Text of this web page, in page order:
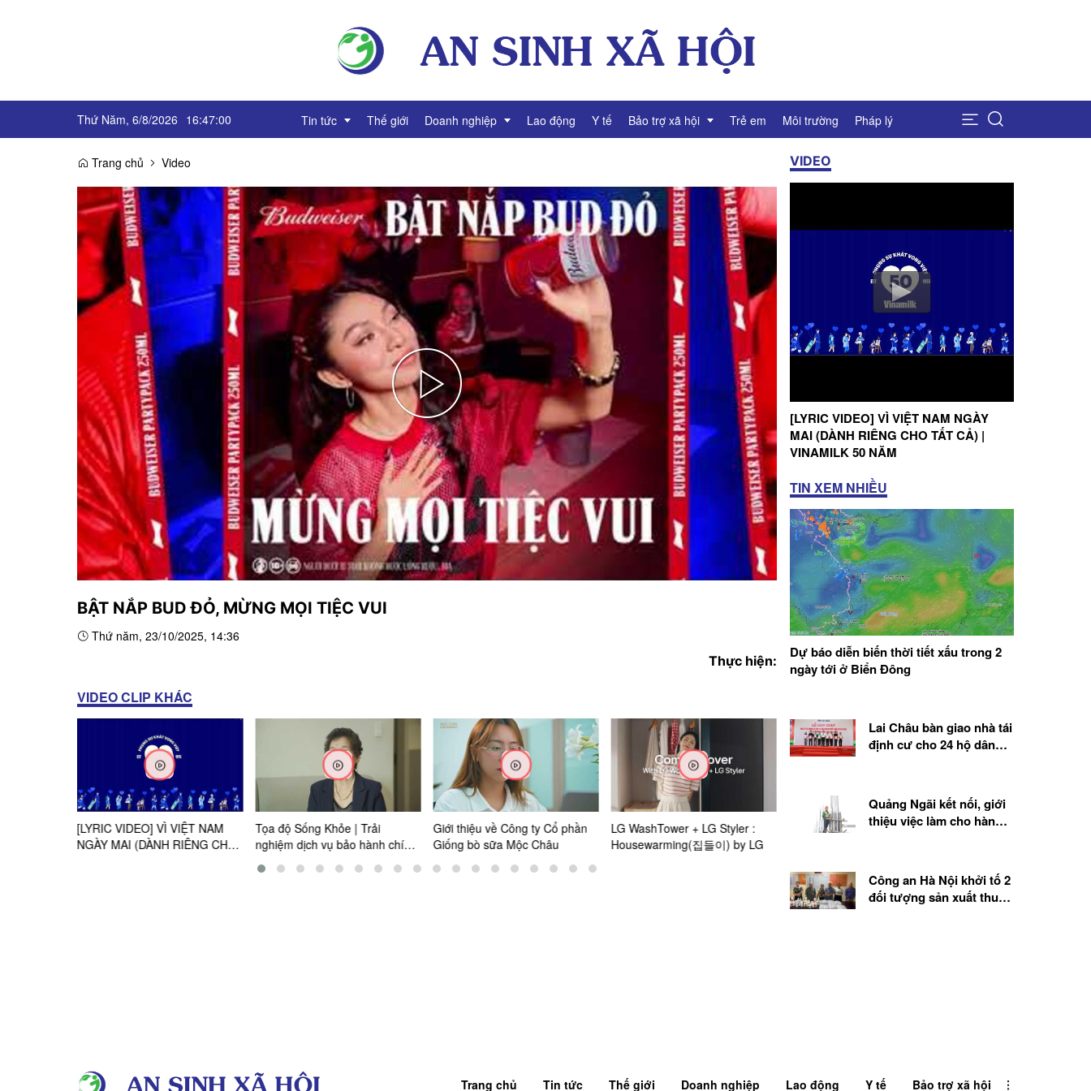
Thứ Năm, 6/8/2026 16:47:00 Tin tức
Truyền thông
Sự kiện
OCOP
Góc báo chí
Emagazine
Thế giới Doanh nghiệp
Thông tin Doanh nghiệp
Tài chính Doanh nghiệp
Gương mặt Doanh nhân
Video Doanh nghiệp
Lao động Y tế Bảo trợ xã hội
Giảm nghèo
Bình đẳng giới
Trẻ em Môi trường Pháp lý
Trang chủ Video
Play
Video
BẬT NẮP BUD ĐỎ, MỪNG MỌI TIỆC VUI
Thứ năm, 23/10/2025, 14:36
Thực hiện:
VIDEO CLIP KHÁC
[LYRIC VIDEO] VÌ VIỆT NAM
NGÀY MAI (DÀNH RIÊNG CHO
Tọa độ Sống Khỏe | Trải
nghiệm dịch vụ bảo hành chính
Giới thiệu về Công ty Cổ phần
Giống bò sữa Mộc Châu
LG WashTower + LG Styler :
Housewarming(집들이) by LG
One Samsung in Action | AI
BUDWEISER | MỪNG
5,0%]
VIDEO
[LYRIC VIDEO] VÌ VIỆT NAM NGÀY
MAI (DÀNH RIÊNG CHO TẤT CẢ) |
VINAMILK 50 NĂM
TIN XEM NHIỀU
Dự báo diễn biến thời tiết xấu trong 2
ngày tới ở Biển Đông
Lai Châu bàn giao nhà tái
định cư cho 24 hộ dân
Quảng Ngãi kết nối, giới
thiệu việc làm cho hàng
Công an Hà Nội khởi tố 2
đối tượng sản xuất thuốc
Trang chủ Tin tức Thế giới Doanh nghiệp Lao động Y tế Bảo trợ xã hội